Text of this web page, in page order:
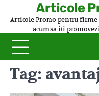
Articole
Articole Promo pentru firme
acum sa iti
Tag: